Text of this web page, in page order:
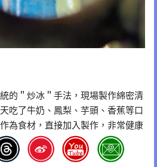
的＂炒冰＂手法，現場製作綿密清
吃了牛奶、鳳梨、芋頭、香蕉等口
為食材，直接加入製作，非常健康